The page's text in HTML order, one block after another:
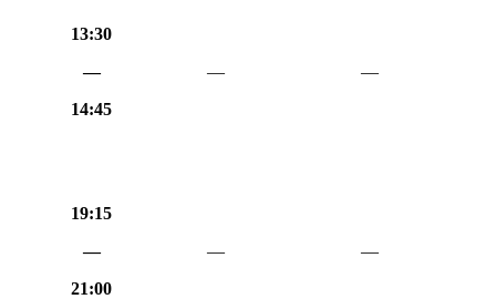
13:30
—
14:45
— —
19:15
—
21:00
— —